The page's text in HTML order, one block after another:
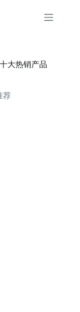
大热销产品
荐